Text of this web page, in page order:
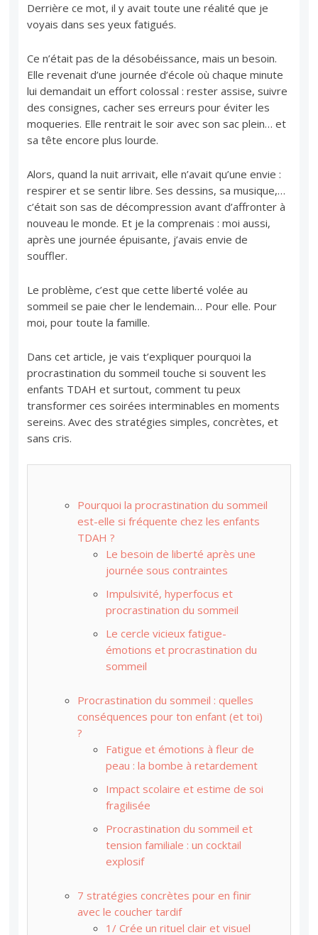
Derrière ce mot, il y avait toute une réalité que je
voyais dans ses yeux fatigués.
Ce n’était pas de la désobéissance, mais un besoin.
Elle revenait d’une journée d’école où chaque minute
lui demandait un effort colossal : rester assise, suivre
des consignes, cacher ses erreurs pour éviter les
moqueries. Elle rentrait le soir avec son sac plein… et
sa tête encore plus lourde.
Alors, quand la nuit arrivait, elle n’avait qu’une envie :
respirer et se sentir libre. Ses dessins, sa musique,…
c’était son sas de décompression avant d’affronter à
nouveau le monde. Et je la comprenais : moi aussi,
après une journée épuisante, j’avais envie de
souffler.
Le problème, c’est que cette liberté volée au
sommeil se paie cher le lendemain… Pour elle. Pour
moi, pour toute la famille.
Dans cet article, je vais t’expliquer pourquoi la
procrastination du sommeil touche si souvent les
enfants TDAH et surtout, comment tu peux
transformer ces soirées interminables en moments
sereins. Avec des stratégies simples, concrètes, et
sans cris.
Pourquoi la procrastination du sommeil
est-elle si fréquente chez les enfants
TDAH ?
Le besoin de liberté après une
journée sous contraintes
Impulsivité, hyperfocus et
procrastination du sommeil
Le cercle vicieux fatigue-
émotions et procrastination du
sommeil
Procrastination du sommeil : quelles
conséquences pour ton enfant (et toi)
?
Fatigue et émotions à fleur de
peau : la bombe à retardement
Impact scolaire et estime de soi
fragilisée
Procrastination du sommeil et
tension familiale : un cocktail
explosif
7 stratégies concrètes pour en finir
avec le coucher tardif
1/ Crée un rituel clair et visuel